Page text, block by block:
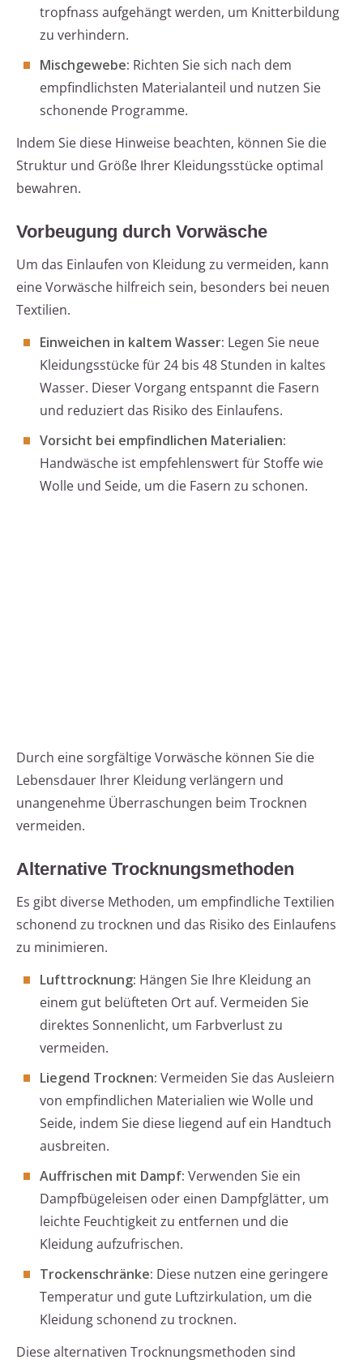
tropfnass aufgehängt werden, um Knitterbildung
zu verhindern.
Mischgewebe: Richten Sie sich nach dem
empfindlichsten Materialanteil und nutzen Sie
schonende Programme.
Indem Sie diese Hinweise beachten, können Sie die
Struktur und Größe Ihrer Kleidungsstücke optimal
bewahren.
Vorbeugung durch Vorwäsche
Um das Einlaufen von Kleidung zu vermeiden, kann
eine Vorwäsche hilfreich sein, besonders bei neuen
Textilien.
Einweichen in kaltem Wasser: Legen Sie neue
Kleidungsstücke für 24 bis 48 Stunden in kaltes
Wasser. Dieser Vorgang entspannt die Fasern
und reduziert das Risiko des Einlaufens.
Vorsicht bei empfindlichen Materialien:
Handwäsche ist empfehlenswert für Stoffe wie
Wolle und Seide, um die Fasern zu schonen.
Durch eine sorgfältige Vorwäsche können Sie die
Lebensdauer Ihrer Kleidung verlängern und
unangenehme Überraschungen beim Trocknen
vermeiden.
Alternative Trocknungsmethoden
Es gibt diverse Methoden, um empfindliche Textilien
schonend zu trocknen und das Risiko des Einlaufens
zu minimieren.
Lufttrocknung: Hängen Sie Ihre Kleidung an
einem gut belüfteten Ort auf. Vermeiden Sie
direktes Sonnenlicht, um Farbverlust zu
vermeiden.
Liegend Trocknen: Vermeiden Sie das Ausleiern
von empfindlichen Materialien wie Wolle und
Seide, indem Sie diese liegend auf ein Handtuch
ausbreiten.
Auffrischen mit Dampf: Verwenden Sie ein
Dampfbügeleisen oder einen Dampfglätter, um
leichte Feuchtigkeit zu entfernen und die
Kleidung aufzufrischen.
Trockenschränke: Diese nutzen eine geringere
Temperatur und gute Luftzirkulation, um die
Kleidung schonend zu trocknen.
Diese alternativen Trocknungsmethoden sind